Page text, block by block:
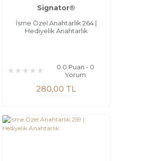
Signator®
İsme Özel Anahtarlık 264 |
Hediyelik Anahtarlık
0.0 Puan - 0
Yorum
280,00 TL